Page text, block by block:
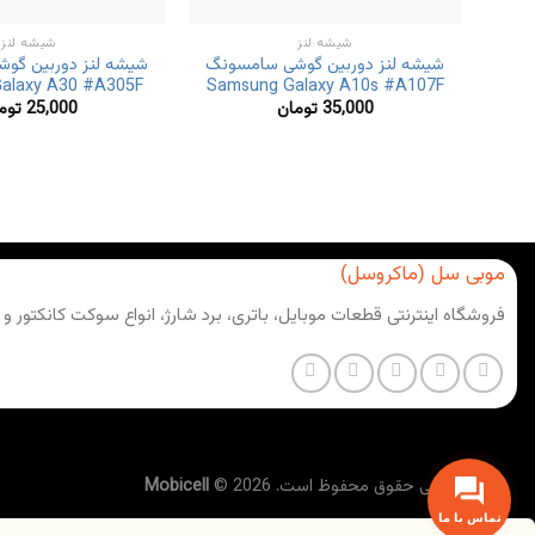
شیشه لنز
شیشه لنز دوربین گوشی سامسونگ
Samsung Galaxy A10s #A107F
35,000تومان
شیشه لنز
شیشه لنز دوربین
A30 #A305F
25,000
موبی سل (ماکروسل)
فروشگاه اینترنتی قطعات موبایل، باتری، برد شارژ، انواع سوکت کانکتور
تمامی حقوق محفوظ است. 2026 © Mobicell
تماس با ما